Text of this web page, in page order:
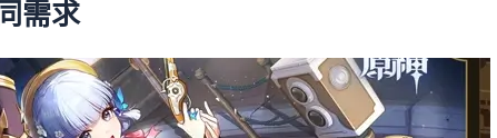
需求